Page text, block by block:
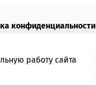
конфиденциальности
работу сайта